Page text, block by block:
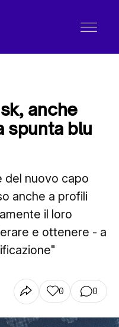
anche
spunta blu
del nuovo capo
anche a profili
il loro
e ottenere - a
0 0